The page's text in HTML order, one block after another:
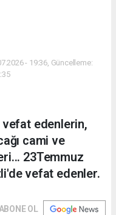
- 19:36, Güncelleme:
vefat edenlerin,
cami ve
23Temmuz
vefat edenler.
OL